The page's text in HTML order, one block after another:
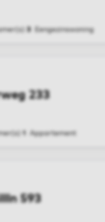
3 Eengezinswoning
233
1 Appartement
593